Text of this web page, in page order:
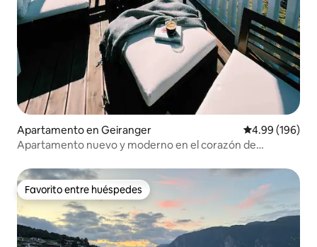
Apartamento en Geiranger Calificación
4.99 (196)
Apartamento nuevo y moderno en el corazón de
Favorito entre huéspedes
Favorito entre huéspedes